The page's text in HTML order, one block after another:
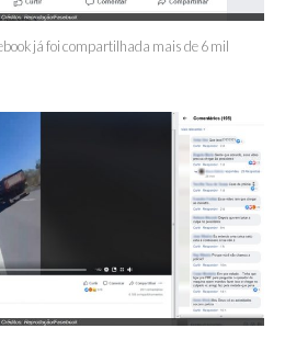
já foi compartilhada mais de 6 mil